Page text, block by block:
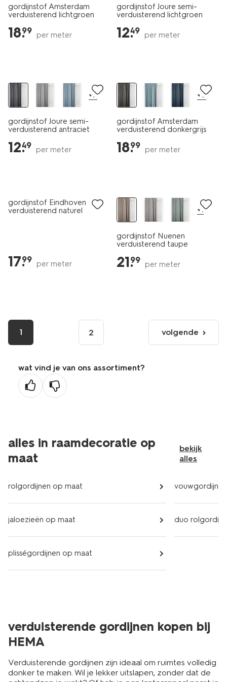
gordijnstof Amsterdam
verduisterend lichtgroen
18.
99 per meter
gordijnstof Joure semi-
verduisterend lichtgroen
12.
49 per meter
+7
gordijnstof Joure semi-
verduisterend antraciet
12.
49 per meter
+8
gordijnstof Amsterdam
verduisterend donkergrijs
18.
99 per meter
gordijnstof Eindhoven
verduisterend naturel
17.
99 per meter
+1
gordijnstof Nuenen
verduisterend taupe
21.
99 per meter
1 2
volgende
pagina
volgende
wat vind je van ons assortiment?
alles in raamdecoratie op
maat
bekijk
alles
rolgordijnen op maat
jaloezieën op maat
plisségordijnen op maat
duo
verduisterende gordijnen kopen bij
HEMA
Verduisterende gordijnen zijn ideaal om ruimtes volledig
donker te maken. Wil je lekker uitslapen, zonder dat de